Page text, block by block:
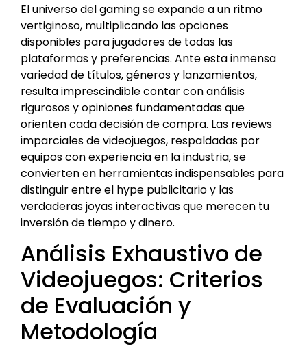
El universo del gaming se expande a un ritmo
vertiginoso, multiplicando las opciones
disponibles para jugadores de todas las
plataformas y preferencias. Ante esta inmensa
variedad de títulos, géneros y lanzamientos,
resulta imprescindible contar con análisis
rigurosos y opiniones fundamentadas que
orienten cada decisión de compra. Las reviews
imparciales de videojuegos, respaldadas por
equipos con experiencia en la industria, se
convierten en herramientas indispensables para
distinguir entre el hype publicitario y las
verdaderas joyas interactivas que merecen tu
inversión de tiempo y dinero.
Análisis Exhaustivo de
Videojuegos: Criterios
de Evaluación y
Metodología